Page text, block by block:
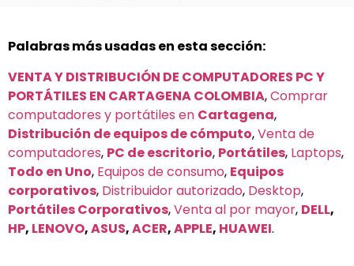
Palabras más usadas en esta sección:
VENTA Y DISTRIBUCIÓN DE COMPUTADORES PC Y
PORTÁTILES EN CARTAGENA COLOMBIA,Comprar
computadores y portátiles en Cartagena,
Distribución de equipos de cómputo,Venta de
computadores, PC de escritorio, Portátiles, Laptops,
Todo en Uno, Equipos de consumo, Equipos
corporativos, Distribuidor autorizado, Desktop,
Portátiles Corporativos,Venta al por mayor, DELL,
HP, LENOVO,ASUS,ACER,APPLE, HUAWEI.